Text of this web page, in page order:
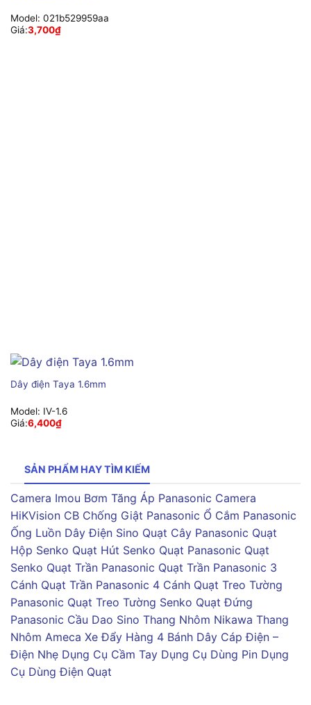
Model: 021b529959aa
Giá:3,700₫
Dây điện Taya 1.6mm
Model: IV-1.6
Giá:6,400₫
SẢN PHẨM HAY TÌM KIẾM
Camera Imou Bơm Tăng Áp Panasonic Camera
HiKVision CB Chống Giật Panasonic Ổ Cắm Panasonic
Ống Luồn Dây Điện Sino Quạt Cây Panasonic Quạt
Hộp Senko Quạt Hút Senko Quạt Panasonic Quạt
Senko Quạt Trần Panasonic Quạt Trần Panasonic 3
Cánh Quạt Trần Panasonic 4 Cánh Quạt Treo Tường
Panasonic Quạt Treo Tường Senko Quạt Đứng
Panasonic Cầu Dao Sino Thang Nhôm Nikawa Thang
Nhôm Ameca Xe Đẩy Hàng 4 Bánh Dây Cáp Điện –
Điện Nhẹ Dụng Cụ Cầm Tay Dụng Cụ Dùng Pin Dụng
Cụ Dùng Điện Quạt